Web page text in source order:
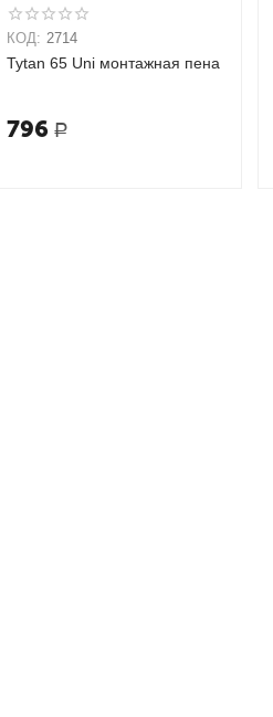
КОД: 2714
Tytan 65 Uni монтажная пена
796 Р